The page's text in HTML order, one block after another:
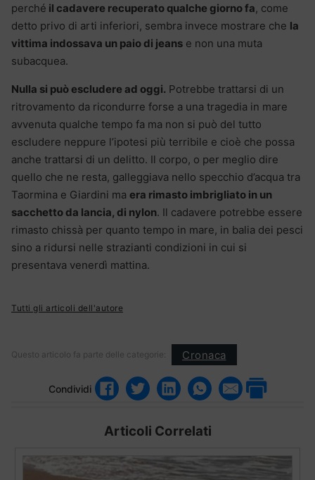
perché il cadavere recuperato qualche giorno fa, come
detto privo di arti inferiori, sembra invece mostrare che la
vittima indossava un paio di jeans e non una muta
subacquea.
Nulla si può escludere ad oggi. Potrebbe trattarsi di un
ritrovamento da ricondurre forse a una tragedia in mare
avvenuta qualche tempo fa ma non si può del tutto
escludere neppure l’ipotesi più terribile e cioè che possa
anche trattarsi di un delitto. Il corpo, o per meglio dire
quello che ne resta, galleggiava nello specchio d’acqua tra
Taormina e Giardini ma era rimasto imbrigliato in un
sacchetto da lancia, di nylon. Il cadavere potrebbe essere
rimasto chissà per quanto tempo in mare, in balia dei pesci
sino a ridursi nelle strazianti condizioni in cui si
presentava venerdì mattina.
Tutti gli articoli dell'autore
Questo articolo fa parte delle categorie: Cronaca
Condividi
Articoli Correlati